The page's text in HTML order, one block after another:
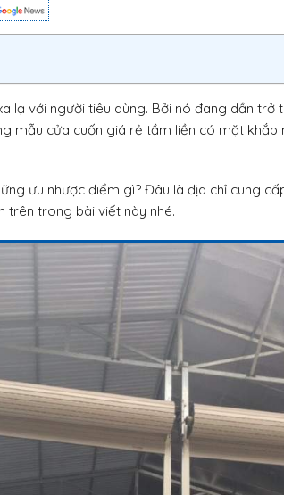
lạ với người tiêu dùng. Bởi nó đang dần trở
mẫu cửa cuốn giá rẻ tầm liền có mặt
ưu nhược điểm gì? Đâu là địa chỉ cung
trên trong bài viết này nhé.